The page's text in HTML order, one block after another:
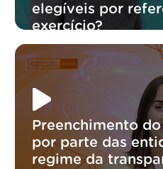
elegíveis por
exercício?
Preenchimento
por parte das
regime da